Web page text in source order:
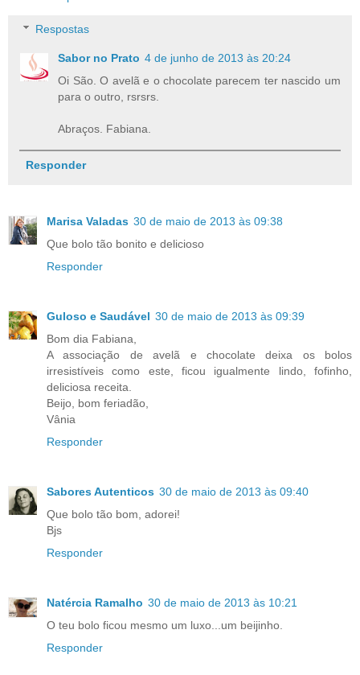
Respostas
Sabor no Prato 4 de junho de 2013 às 20:24
Oi São. O avelã e o chocolate parecem ter nascido um
para o outro, rsrsrs.
Abraços. Fabiana.
Responder
Marisa Valadas 30 de maio de 2013 às 09:38
Que bolo tão bonito e delicioso
Responder
Guloso e Saudável 30 de maio de 2013 às 09:39
Bom dia Fabiana,
A associação de avelã e chocolate deixa os bolos
irresistíveis como este, ficou igualmente lindo, fofinho,
deliciosa receita.
Beijo, bom feriadão,
Vânia
Responder
Sabores Autenticos 30 de maio de 2013 às 09:40
Que bolo tão bom, adorei!
Bjs
Responder
Natércia Ramalho 30 de maio de 2013 às 10:21
O teu bolo ficou mesmo um luxo...um beijinho.
Responder